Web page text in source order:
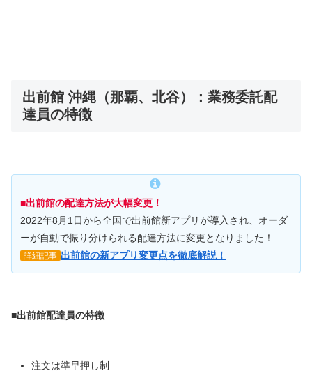
出前館 沖縄（那覇、北谷）：業務委託配
達員の特徴
■出前館の配達方法が大幅変更！
2022年8月1日から全国で出前館新アプリが導入され、オーダ
ーが自動で振り分けられる配達方法に変更となりました！
詳細記事 出前館の新アプリ変更点を徹底解説！
■出前館配達員の特徴
注文は準早押し制